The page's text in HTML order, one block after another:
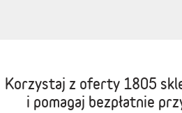
Korzystaj z oferty 1805
i pomagaj bezpłatnie